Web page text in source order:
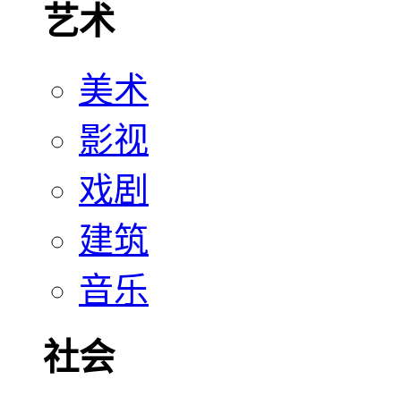
艺术
美术
影视
戏剧
建筑
音乐
社会